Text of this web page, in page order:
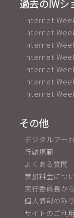
過去のIWシ
Internet
Internet
Internet
Internet
Internet
Internet
Internet
その他
デジタルアー
行動規範
よくある質問
参加料金につ
実行委員長か
個人情報の取
サイトのご利